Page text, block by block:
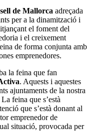
de Mallorca adreçada
per a la dinamització i
el foment del
i el creixement
de forma conjunta amb
emprenedores.
la feina que fan
. Aquests i aquestes
ajuntaments de la nostra
La feina que s’està
que s’està donant al
emprenedor de
situació, provocada per